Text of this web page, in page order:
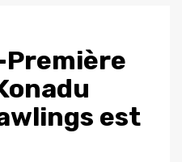
Première
est